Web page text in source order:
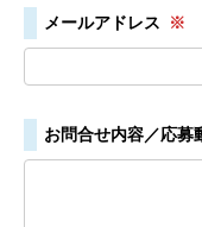
メールアドレス ※
お問合せ内容／応募